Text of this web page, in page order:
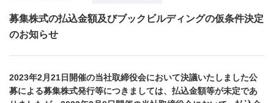
募集株式の払込金額及びブックビルディングの仮条件決定
のお知らせ
2023年2月21日開催の当社取締役会において決議いたしました公
募による募集株式発行等につきましては、払込金額等が未定であ